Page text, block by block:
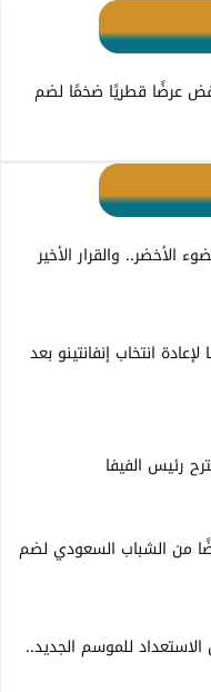
عرضًا قطريًا ضخمًا لضم
الأخضر.. والقرار الأخير
انتخاب إنفانتينو بعد
رئيس الفيفا
من الشباب السعودي لضم
للموسم الجديد..